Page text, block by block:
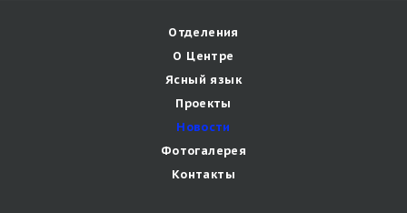
Отделения
О Центре
Ясный язык
Проекты
Новости
Фотогалерея
Контакты